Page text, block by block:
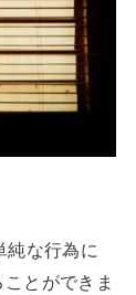
純な行為に
とができま